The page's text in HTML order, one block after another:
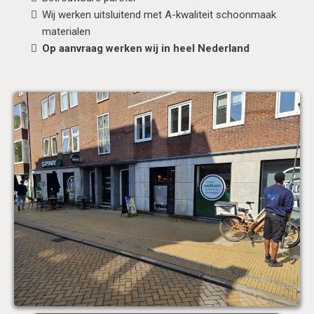
Wij werken uitsluitend met A-kwaliteit schoonmaak
materialen
Op aanvraag werken wij in heel Nederland